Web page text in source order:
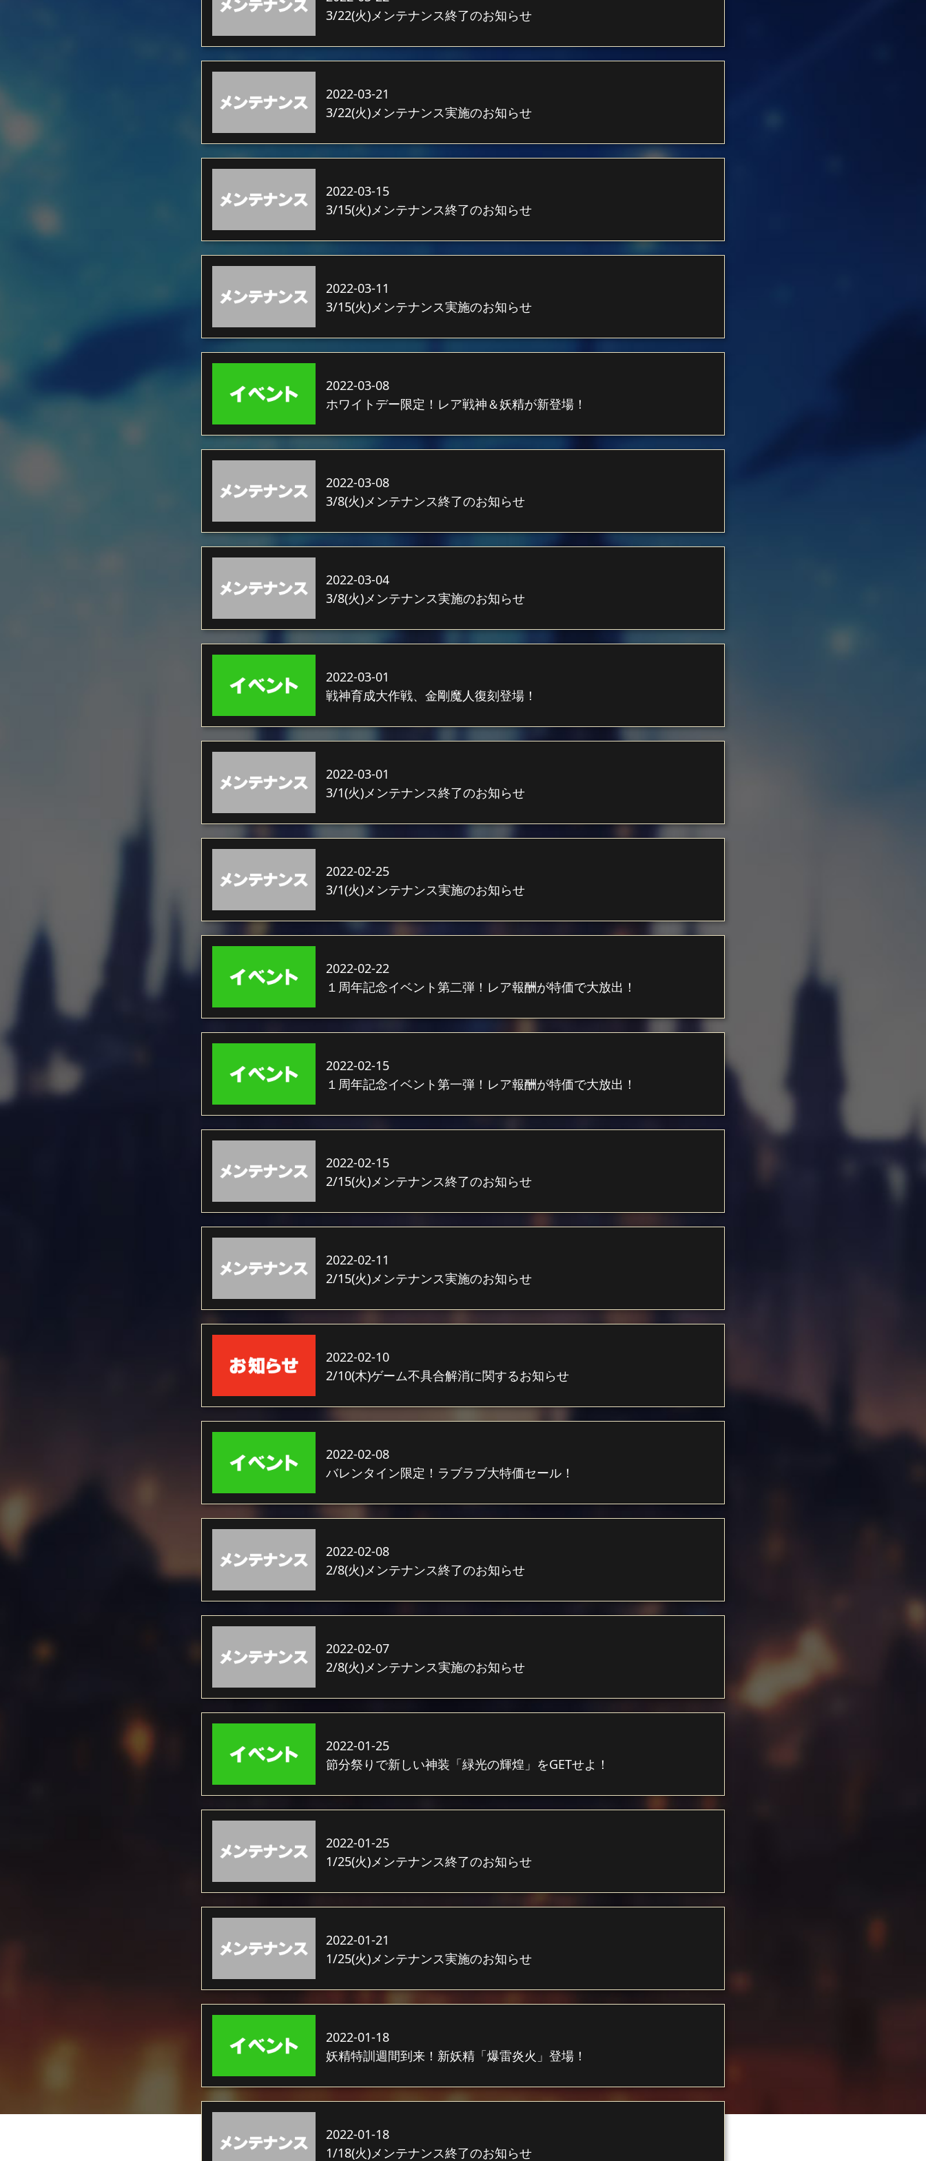
3/22(火)メンテナンス終了のお知らせ
2022-03-21
3/22(火)メンテナンス実施のお知らせ
2022-03-15
3/15(火)メンテナンス終了のお知らせ
2022-03-11
3/15(火)メンテナンス実施のお知らせ
2022-03-08
ホワイトデー限定！レア戦神＆妖精が新登場！
2022-03-08
3/8(火)メンテナンス終了のお知らせ
2022-03-04
3/8(火)メンテナンス実施のお知らせ
2022-03-01
戦神育成大作戦、金剛魔人復刻登場！
2022-03-01
3/1(火)メンテナンス終了のお知らせ
2022-02-25
3/1(火)メンテナンス実施のお知らせ
2022-02-22
１周年記念イベント第二弾！レア報酬が特価で大放出！
2022-02-15
１周年記念イベント第一弾！レア報酬が特価で大放出！
2022-02-15
2/15(火)メンテナンス終了のお知らせ
2022-02-11
2/15(火)メンテナンス実施のお知らせ
2022-02-10
2/10(木)ゲーム不具合解消に関するお知らせ
2022-02-08
バレンタイン限定！ラブラブ大特価セール！
2022-02-08
2/8(火)メンテナンス終了のお知らせ
2022-02-07
2/8(火)メンテナンス実施のお知らせ
2022-01-25
節分祭りで新しい神装「緑光の輝煌」をGETせよ！
2022-01-25
1/25(火)メンテナンス終了のお知らせ
2022-01-21
1/25(火)メンテナンス実施のお知らせ
2022-01-18
妖精特訓週間到来！新妖精「爆雷炎火」登場！
2022-01-18
1/18(火)メンテナンス終了のお知らせ